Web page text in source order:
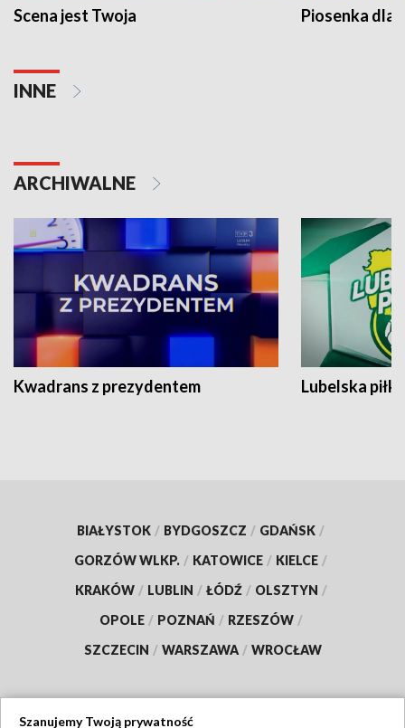
Scena jest Twoja Piosenka dla
INNE
ARCHIWALNE
Kwadrans z prezydentem Lubelska piłka
BIAŁYSTOK / BYDGOSZCZ / GDAŃSK /
GORZÓW WLKP. / KATOWICE / KIELCE /
KRAKÓW / LUBLIN / ŁÓDŹ / OLSZTYN /
OPOLE / POZNAŃ / RZESZÓW /
SZCZECIN / WARSZAWA / WROCŁAW
Szanujemy Twoją prywatność